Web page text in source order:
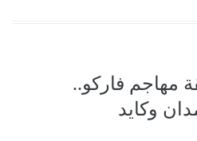
مهاجم فاركو..
وكايد